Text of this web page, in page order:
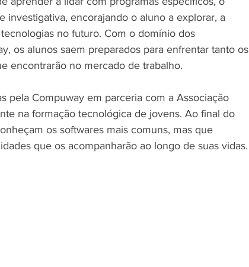
investigativa, encorajando o aluno a explorar, a
no futuro. Com o domínio dos
os alunos saem preparados para enfrentar tanto os
encontrarão no mercado de trabalho.
pela Compuway em parceria com a Associação
na formação tecnológica de jovens. Ao final do
os softwares mais comuns, mas que
que os acompanharão ao longo de suas vidas.